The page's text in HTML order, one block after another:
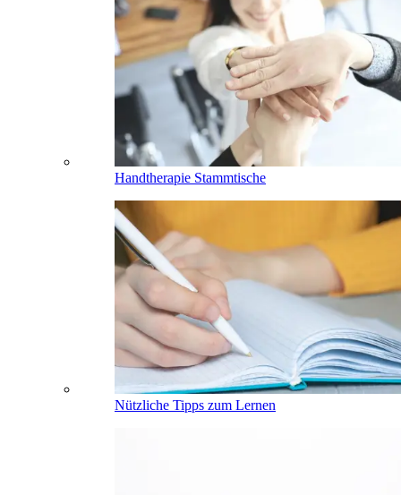
Handtherapie Stammtische
Nützliche Tipps zum Lernen